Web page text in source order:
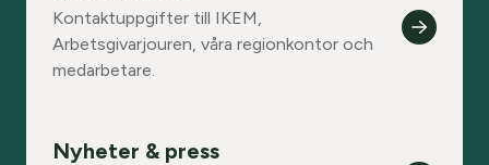
Kontaktuppgifter till IKEM,
Arbetsgivarjouren, våra regionkontor och
medarbetare.
Nyheter & press